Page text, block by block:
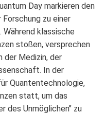
Day markieren den
zu einer
klassische
stoßen, versprechen
der Medizin, der
In der
Quantentechnologie,
statt, um das
des Unmöglichen" zu